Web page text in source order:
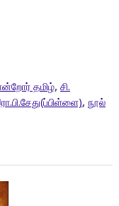
தமிழ், சி.
, நூல்